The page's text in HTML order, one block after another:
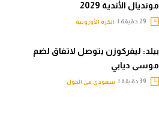
مونديال الأندية 2029
الكرة الأوروبية
بيلد: ليفركوزن يتوصل لاتفاق لضم
موسى ديابي
سعودي في الجول